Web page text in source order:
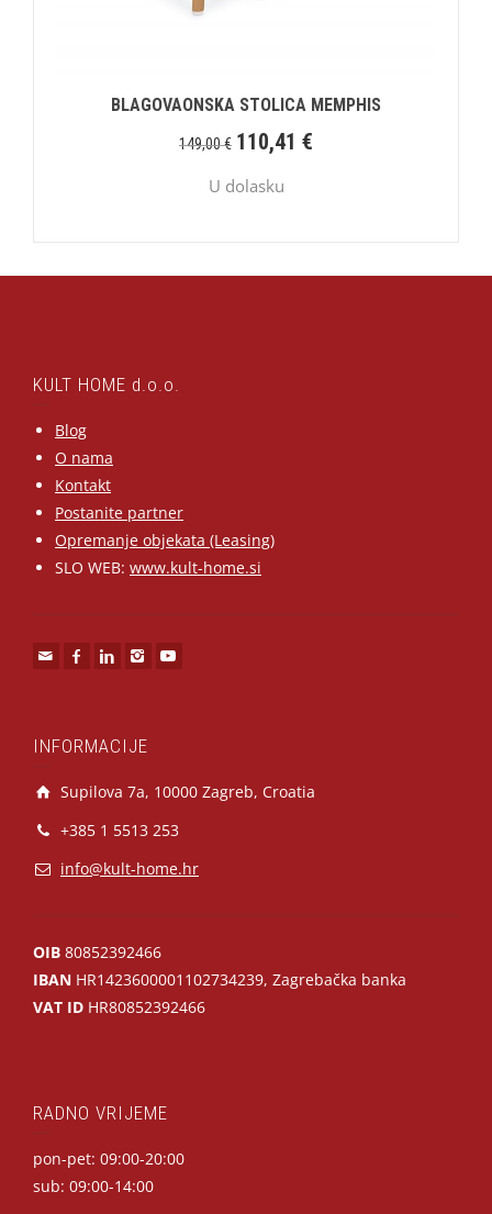
BLAGOVAONSKA STOLICA MEMPHIS
149,00€ 110,41 €
U dolasku
KULT HOME d.o.o.
Blog
O nama
Kontakt
Postanite partner
Opremanje objekata (Leasing)
SLO WEB: www.kult-home.si
INFORMACIJE
Supilova 7a, 10000 Zagreb, Croatia
+385 1 5513 253
info@kult-home.hr
OIB 80852392466
IBAN HR1423600001102734239, Zagrebačka banka
VAT ID HR80852392466
RADNO VRIJEME
pon-pet: 09:00-20:00
sub: 09:00-14:00